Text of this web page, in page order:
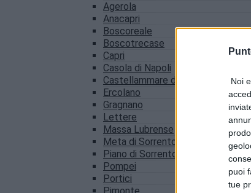
Noi
puoi
tue
Agerola
Anacapri
Boscoreale
Boscotrecase
Capri
Casola di Napoli
Castellammare di Stabia
Ercolano
Gragnano
Lettere
Massa Lubrense
Meta di Sorrento
Piano di Sorrento
Pompei
Portici